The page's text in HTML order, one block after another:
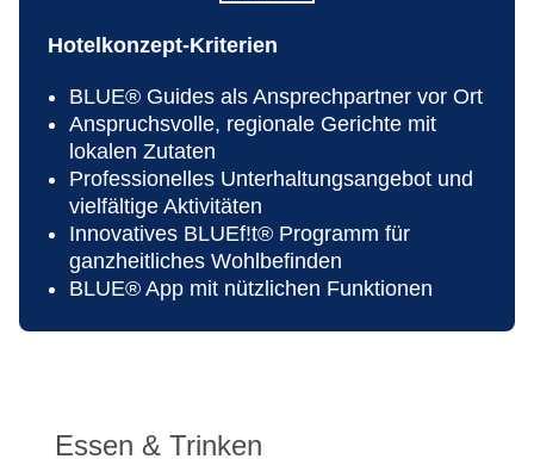
Hotelkonzept-Kriterien
BLUE® Guides als Ansprechpartner vor Ort
Anspruchsvolle, regionale Gerichte mit
lokalen Zutaten
Professionelles Unterhaltungsangebot und
vielfältige Aktivitäten
Innovatives BLUEf!t® Programm für
ganzheitliches Wohlbefinden
BLUE® App mit nützlichen Funktionen
Essen & Trinken